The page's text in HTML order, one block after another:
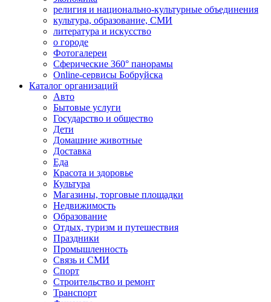
религия и национально-культурные объединения
культура, образование, СМИ
литература и искусство
о городе
Фотогалереи
Сферические 360° панорамы
Online-сервисы Бобруйска
Каталог организаций
Авто
Бытовые услуги
Государство и общество
Дети
Домашние животные
Доставка
Еда
Красота и здоровье
Культура
Магазины, торговые площадки
Недвижимость
Образование
Отдых, туризм и путешествия
Праздники
Промышленность
Связь и СМИ
Спорт
Строительство и ремонт
Транспорт